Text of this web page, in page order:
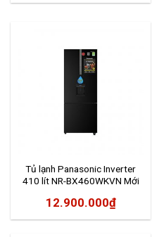
Tủ lạnh Panasonic Inverter
410 lít NR-BX460WKVN Mới
12.900.000₫